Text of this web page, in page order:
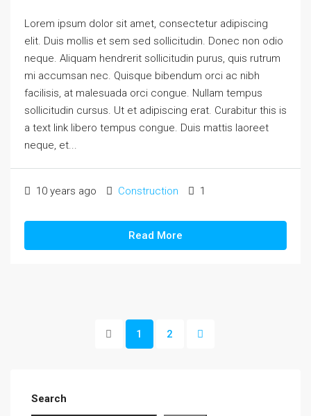
Lorem ipsum dolor sit amet, consectetur adipiscing
elit. Duis mollis et sem sed sollicitudin. Donec non odio
neque. Aliquam hendrerit sollicitudin purus, quis rutrum
mi accumsan nec. Quisque bibendum orci ac nibh
facilisis, at malesuada orci congue. Nullam tempus
sollicitudin cursus. Ut et adipiscing erat. Curabitur this is
a text link libero tempus congue. Duis mattis laoreet
neque, et...
10 years ago Construction 1
Read More
1 2
Search